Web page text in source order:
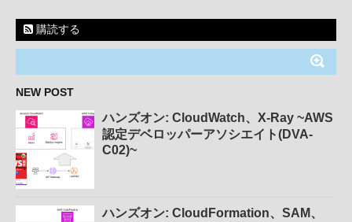
購読する
NEW POST
ハンズオン: CloudWatch、X-Ray ~AWS
認定デベロッパーアソシエイト(DVA-
C02)~
ハンズオン: CloudFormation、SAM、